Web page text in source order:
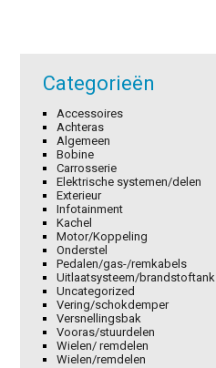
Categorieën
Accessoires
Achteras
Algemeen
Bobine
Carrosserie
Elektrische systemen/delen
Exterieur
Infotainment
Kachel
Motor/Koppeling
Onderstel
Pedalen/gas-/remkabels
Uitlaatsysteem/brandstoftank
Uncategorized
Vering/schokdemper
Versnellingsbak
Vooras/stuurdelen
Wielen/ remdelen
Wielen/remdelen